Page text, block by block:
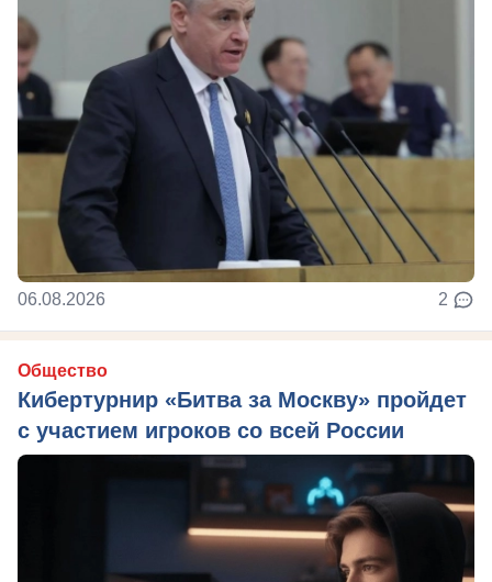
06.08.2026 2
Общество
Кибертурнир «Битва за Москву» пройдет
с участием игроков со всей России